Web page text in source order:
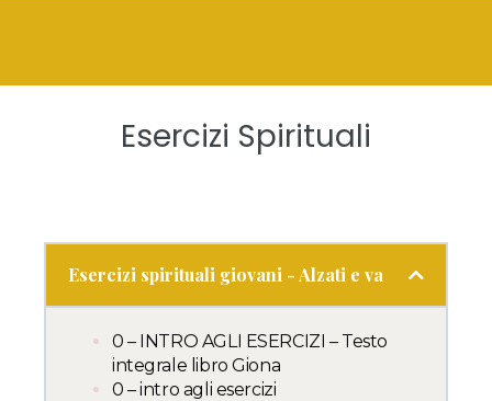
Esercizi Spirituali
Esercizi spirituali giovani - Alzati e va
0 – INTRO AGLI ESERCIZI – Testo
integrale libro Giona
0 – intro agli esercizi